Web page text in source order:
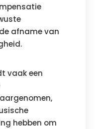
afname van
vaak een
hebben om